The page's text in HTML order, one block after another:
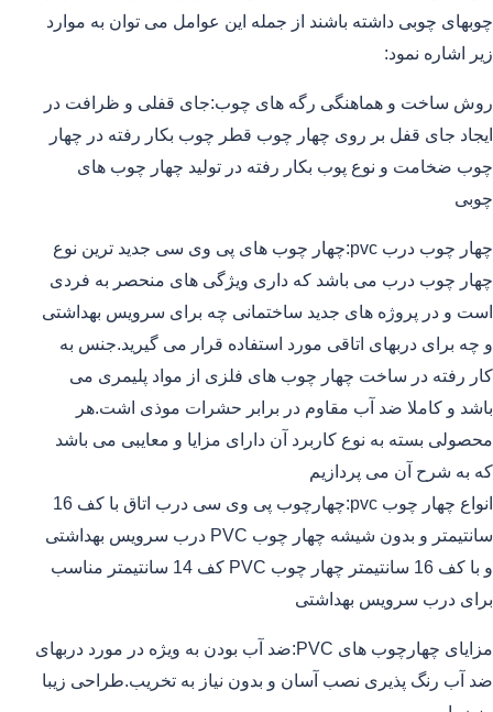
چوبهای چوبی داشته باشند از جمله این عوامل می توان به موارد
زیر اشاره نمود:
روش ساخت و هماهنگی رگه های چوب:جای قفلی و ظرافت در
ایجاد جای قفل بر روی چهار چوب قطر چوب بکار رفته در چهار
چوب ضخامت و نوع پوب بکار رفته در تولید چهار چوب های
چوبی
چهار چوب درب pvc:چهار چوب های پی وی سی جدید ترین نوع
چهار چوب درب می باشد که داری ویژگی های منحصر به فردی
است و در پروژه های جدید ساختمانی چه برای سرویس بهداشتی
و چه برای دربهای اتاقی مورد استفاده قرار می گیرید.جنس به
کار رفته در ساخت چهار چوب های فلزی از مواد پلیمری می
باشد و کاملا ضد آب مقاوم در برابر حشرات موذی اشت.هر
محصولی بسته به نوع کاربرد آن دارای مزایا و معایبی می باشد
که به شرح آن می پردازیم
انواع چهار چوب pvc:چهارچوب پی وی سی درب اتاق با کف 16
سانتیمتر و بدون شیشه چهار چوب PVC درب سرویس بهداشتی
و با کف 16 سانتیمتر چهار چوب PVC کف 14 سانتیمتر مناسب
برای درب سرویس بهداشتی
مزایای چهارچوب های PVC:ضد آب بودن به ویژه در مورد دربهای
ضد آب رنگ پذیری نصب آسان و بدون نیاز به تخریب.طراحی زیبا